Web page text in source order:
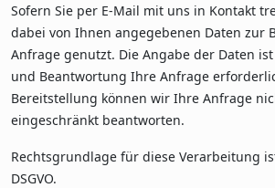
Sofern Sie per E-Mail mit uns in Kontakt
dabei von Ihnen angegebenen Daten zur
Anfrage genutzt. Die Angabe der Daten
und Beantwortung Ihre Anfrage
Bereitstellung können wir Ihre Anfrage
eingeschränkt beantworten.
Rechtsgrundlage für diese Verarbeitung
DSGVO.